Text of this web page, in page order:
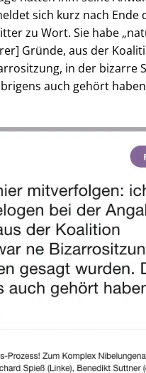
sich kurz nach Ende
zu Wort. Sie habe
Gründe, aus der
in der bizarre
auch gehört